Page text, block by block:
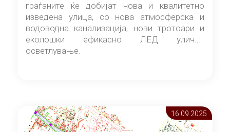
граѓаните ќе добијат нова и квалитетно
изведена улица, со нова атмосферска и
водоводна канализација, нови тротоари и
еколошки ефикасно ЛЕД улично
осветлување.
16.09 2025